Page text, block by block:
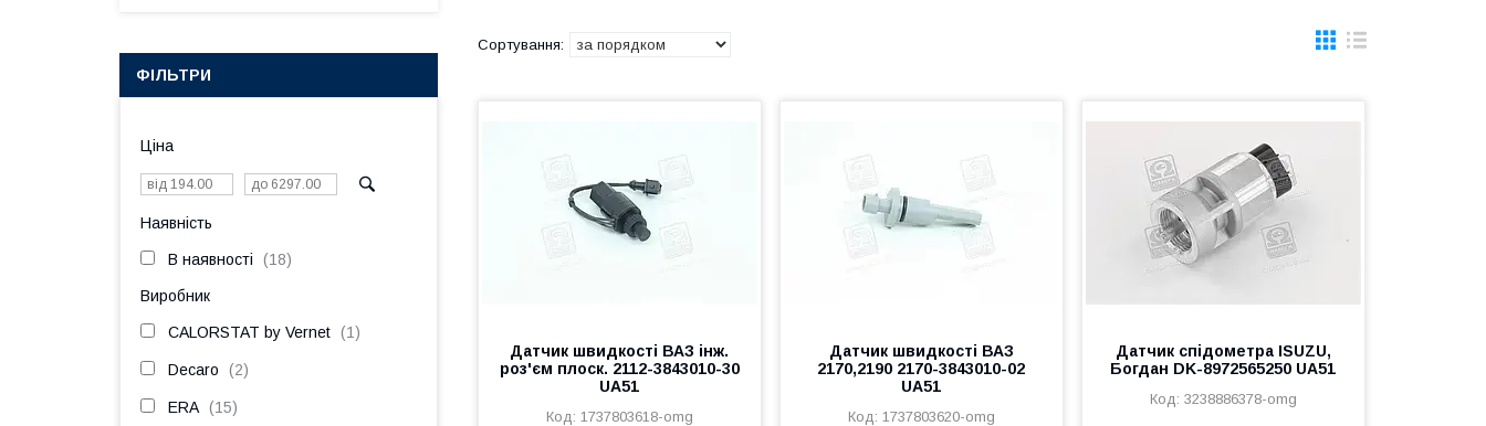
Датчик швидкості ВАЗ інж.
роз'єм плоск. 2112-3843010-30
UA51
1737803618-omg
Датчик швидкості ВАЗ
2170,2190 2170-3843010-02
UA51
1737803620-omg
Датчик спідометра ISUZU,
Богдан DK-8972565250 UA51
3238886378-omg
ФІЛЬТРИ
Ціна
Наявність
В наявності 18
Виробник
CALORSTAT by Vernet 1
Decaro 2
ERA 15